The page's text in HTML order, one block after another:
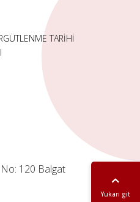
Yukarı git
TARİHİ
120 Balgat